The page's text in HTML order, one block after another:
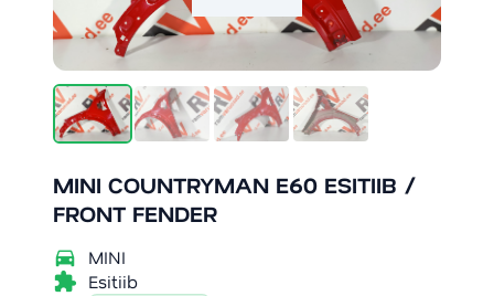
MINI COUNTRYMAN E60 ESITIIB /
FRONT FENDER
directions_car MINI
extension Esitiib